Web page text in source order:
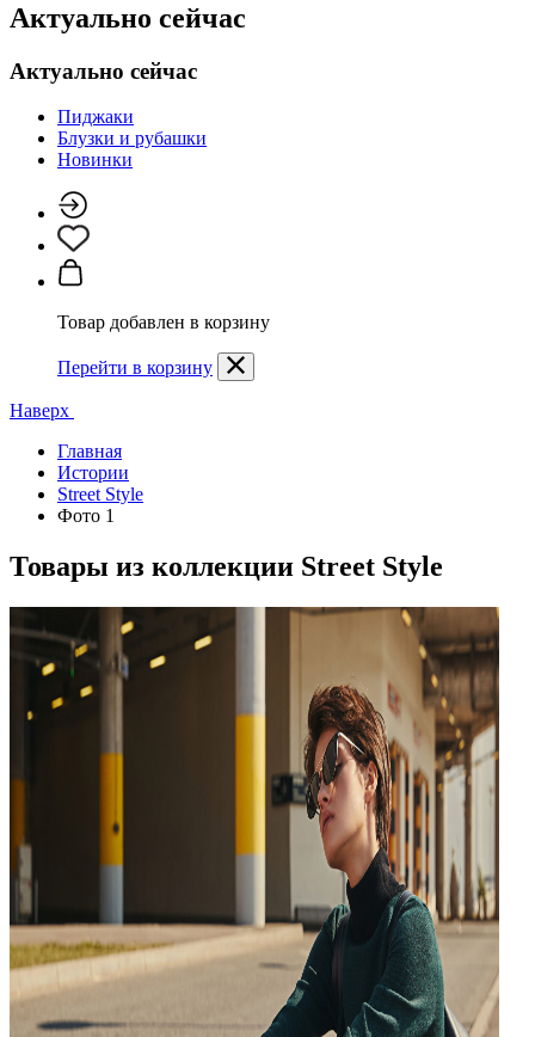
Актуально сейчас
Актуально сейчас
Пиджаки
Блузки и рубашки
Новинки
Товар добавлен в корзину
Перейти в корзину
Наверх
Главная
Истории
Street Style
Фото 1
Товары из коллекции Street Style